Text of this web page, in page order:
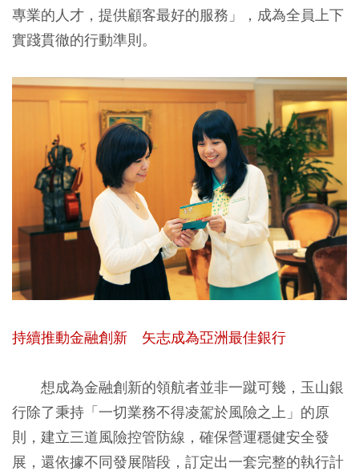
專業的人才，提供顧客最好的服務」，成為全員上下
實踐貫徹的行動準則。
持續推動金融創新 矢志成為亞洲最佳銀行
想成為金融創新的領航者並非一蹴可幾，玉山銀
行除了秉持「一切業務不得凌駕於風險之上」的原
則，建立三道風險控管防線，確保營運穩健安全發
展，還依據不同發展階段，訂定出一套完整的執行計